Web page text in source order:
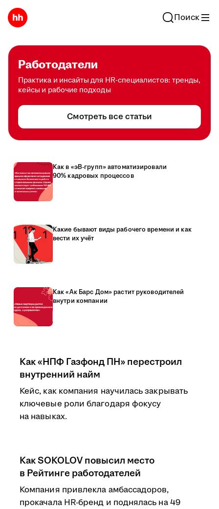
Поиск
Работодатели
Практика и инсайты для HR-специалистов: тренды,
кейсы и рабочие подходы
Смотреть все статьи
Как в «эВ-групп» автоматизировали
90% кадровых процессов
Какие бывают виды рабочего времени и как
вести их учёт
Как «Ак Барс Дом» растит руководителей
внутри компании
Как «НПФ Газфонд ПН» перестроил
внутренний найм
Кейс, как компания научилась закрывать
ключевые роли благодаря фокусу
на навыках.
Как SOKOLOV повысил место
в Рейтинге работодателей
Компания привлекла амбассадоров,
прокачала HR-бренд и поднялась на 49